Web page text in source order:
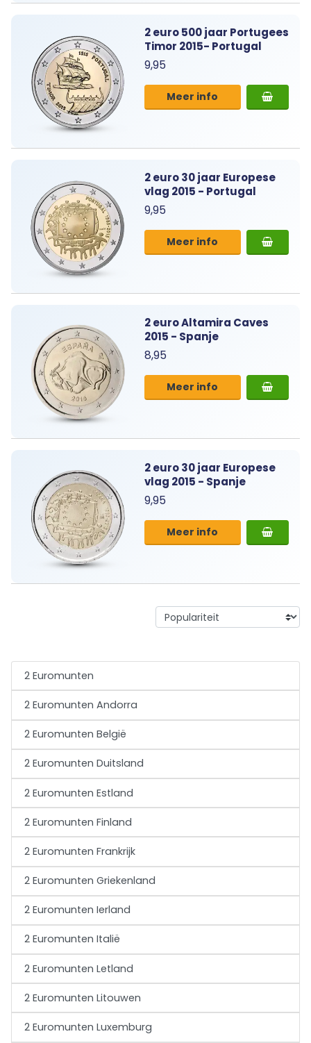
2 Euromunten
2 Euromunten Andorra
2 Euromunten België
2 Euromunten Duitsland
2 Euromunten Estland
2 Euromunten Finland
2 Euromunten Frankrijk
2 Euromunten Griekenland
2 Euromunten Ierland
2 Euromunten Italië
2 Euromunten Letland
2 Euromunten Litouwen
2 Euromunten Luxemburg
2 euro 500 jaar Portugees
Timor 2015- Portugal
9,95
Meer info
2 euro 30 jaar Europese
vlag 2015 - Portugal
9,95
Meer info
2 euro Altamira Caves
2015 - Spanje
8,95
Meer info
2 euro 30 jaar Europese
vlag 2015 - Spanje
9,95
Meer info